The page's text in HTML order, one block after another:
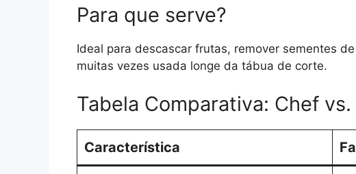
Para que serve?
Ideal para descascar frutas, remover sementes
muitas vezes usada longe da tábua de corte.
Tabela Comparativa: Chef
Característica